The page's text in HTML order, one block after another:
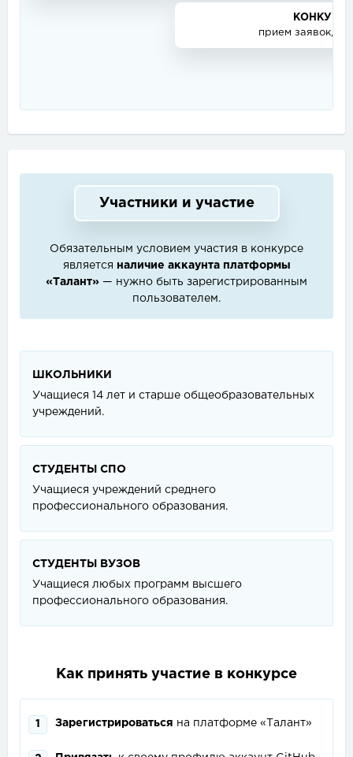
КОНКУРС
прием заявок,
Участники и участие
Обязательным условием участия в конкурсе
является наличие аккаунта платформы
«Талант» — нужно быть зарегистрированным
пользователем.
ШКОЛЬНИКИ
Учащиеся 14 лет и старше общеобразовательных
учреждений.
СТУДЕНТЫ СПО
Учащиеся учреждений среднего
профессионального образования.
СТУДЕНТЫ ВУЗОВ
Учащиеся любых программ высшего
профессионального образования.
Как принять участие в конкурсе
1 Зарегистрироваться на платформе «Талант»